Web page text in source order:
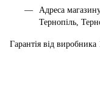
Адреса
Тернопіль,
Гарантія від виробника